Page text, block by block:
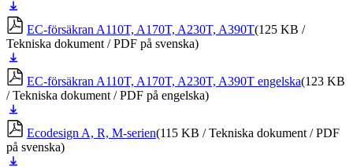
ner
EC-försäkran A110T, A170T, A230T, A390T(125 KB /
Tekniska dokument / PDF på svenska)
ner
EC-försäkran A110T, A170T, A230T, A390T engelska(123 KB
/ Tekniska dokument / PDF på engelska)
ner
Ecodesign A, R, M-serien(115 KB / Tekniska dokument / PDF
på svenska)